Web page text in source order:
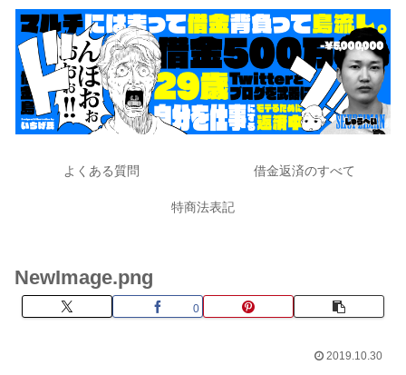
よくある質問 借金返済のすべて
特商法表記
NewImage.png
0
2019.10.30